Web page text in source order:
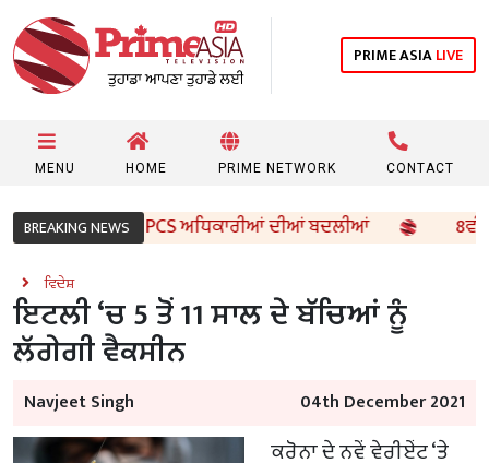
PRIME ASIALIVE
MENU HOME PRIME NETWORK CONTACT
BREAKING NEWS
ਵੱਲੋਂ 96 IAS ਤੇ PCS ਅਧਿਕਾਰੀਆਂ ਦੀਆਂ ਬਦਲੀਆਂ 8ਵੀਂ ਦੇ
ਵਿਦੇਸ਼
ਇਟਲੀ ‘ਚ 5 ਤੋਂ 11 ਸਾਲ ਦੇ ਬੱਚਿਆਂ ਨੂੰ
ਲੱਗੇਗੀ ਵੈਕਸੀਨ
Navjeet Singh 04th December 2021
ਕਰੋਨਾ ਦੇ ਨਵੇਂ ਵੇਰੀਏਂਟ ‘ਤੇ